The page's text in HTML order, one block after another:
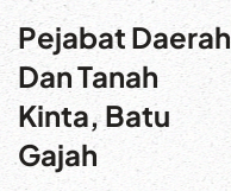
Pejabat Daerah
Dan Tanah
Kinta, Batu
Gajah